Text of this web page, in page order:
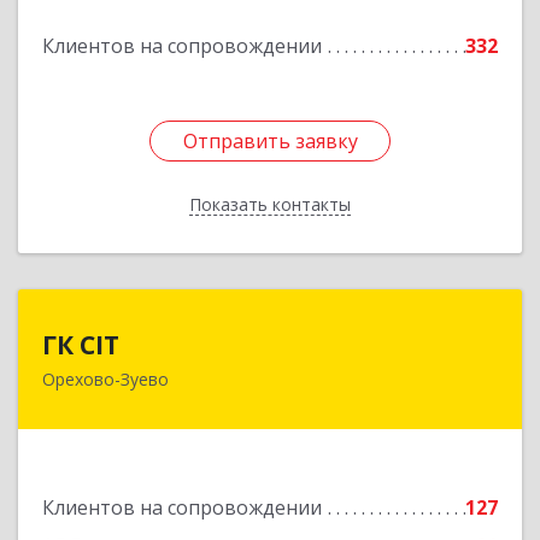
Клиентов на сопровождении 332
Отправить заявку
Показать контакты
Подробнее
Отправить заявку
Назад
ГК CIT
Орехово-Зуево
Клиентов на сопровождении
127
142600, Московская обл, Орехово-Зуево г,
Подробнее